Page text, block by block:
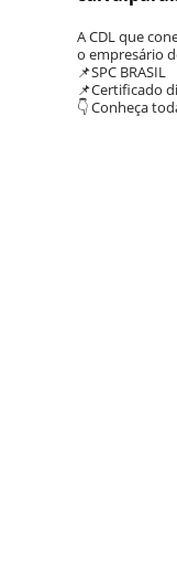
A CDL que
o empresário
📌SPC BRASIL
📌Certificado
👇 Conheça